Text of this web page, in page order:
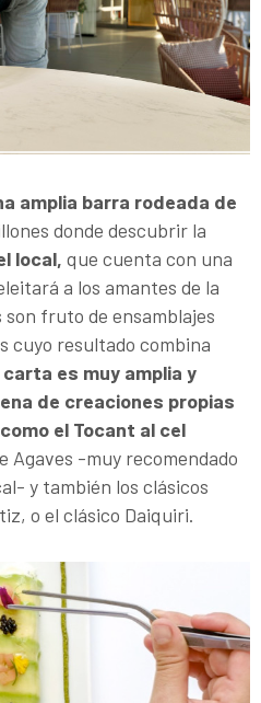
amplia barra rodeada de
donde descubrir la
local, que cuenta con una
a los amantes de la
son fruto de ensamblajes
cuyo resultado combina
carta es muy amplia y
de creaciones propias
el Tocant al cel
Agaves -muy recomendado
y también los clásicos
o el clásico Daiquiri.